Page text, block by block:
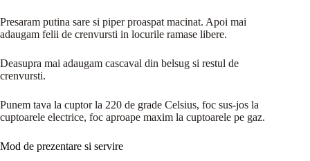
Presaram putina sare si piper proaspat macinat. Apoi mai
adaugam felii de crenvursti in locurile ramase libere.
Deasupra mai adaugam cascaval din belsug si restul de
crenvursti.
Punem tava la cuptor la 220 de grade Celsius, foc sus-jos la
cuptoarele electrice, foc aproape maxim la cuptoarele pe gaz.
Mod de prezentare si servire